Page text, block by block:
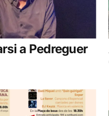
a Pedreguer